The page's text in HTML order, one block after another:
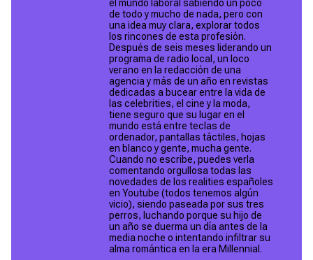
el mundo laboral sabiendo un poco
de todo y mucho de nada, pero con
una idea muy clara, explorar todos
los rincones de esta profesión.
Después de seis meses liderando un
programa de radio local, un loco
verano en la redacción de una
agencia y más de un año en revistas
dedicadas a bucear entre la vida de
las celebrities, el cine y la moda,
tiene seguro que su lugar en el
mundo está entre teclas de
ordenador, pantallas táctiles, hojas
en blanco y gente, mucha gente.
Cuando no escribe, puedes verla
comentando orgullosa todas las
novedades de los realities españoles
en Youtube (todos tenemos algún
vicio), siendo paseada por sus tres
perros, luchando porque su hijo de
un año se duerma un día antes de la
media noche o intentando infiltrar su
alma romántica en la era Millennial.